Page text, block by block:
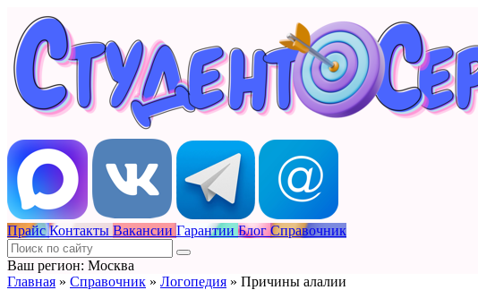
Прайс Контакты Вакансии Гарантии Блог Справочник
Ваш регион: Москва
Главная » Справочник » Логопедия » Причины алалии